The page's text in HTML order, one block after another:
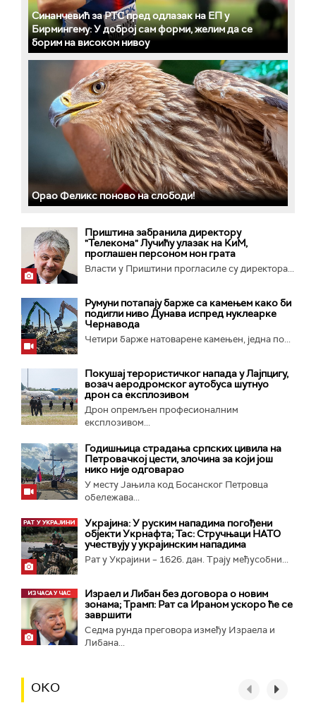
Синанчевић за РТС пред одлазак на ЕП у
Бирмингему: У доброј сам форми, желим да се
борим на високом нивоу
Орао Феликс поново на слободи!
Приштина забранила директору
"Телекома" Лучићу улазак на КиМ,
проглашен персоном нон грата
Власти у Приштини прогласиле су директора...
Румуни потапају барже са камењем како би
подигли ниво Дунава испред нуклеарке
Чернавода
Четири барже натоварене камењен, једна по...
Покушај терористичког напада у Лајпцигу,
возач аеродромског аутобуса шутнуо
дрон са експлозивом
Дрон опремљен професионалним
експлозивом...
Годишњица страдања српских цивила на
Петровачкој цести, злочина за који још
нико није одговарао
У месту Јањила код Босанског Петровца
обележава...
Украјина: У руским нападима погођени
објекти Укрнафта; Тас: Стручњаци НАТО
учествују у украјинским нападима
Рат у Украјини – 1626. дан. Трају међусобни...
Израел и Либан без договора о новим
зонама; Трамп: Рат са Ираном ускоро ће се
завршити
Седма рунда преговора између Израела и
Либана...
ОКО